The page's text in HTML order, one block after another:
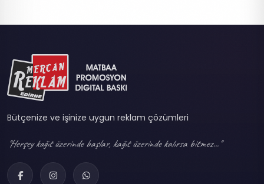
Bütçenize ve işinize uygun reklam çözümleri
"Herşey kağıt üzerinde başlar, kağıt üzerinde kalırsa bitmez..."